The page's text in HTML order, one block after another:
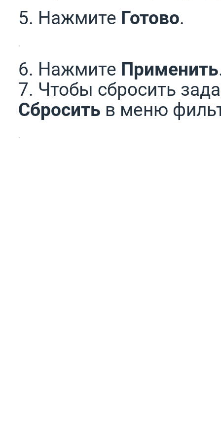
5. Нажмите Готово.
6. Нажмите Применить
7. Чтобы сбросить
Сбросить в меню